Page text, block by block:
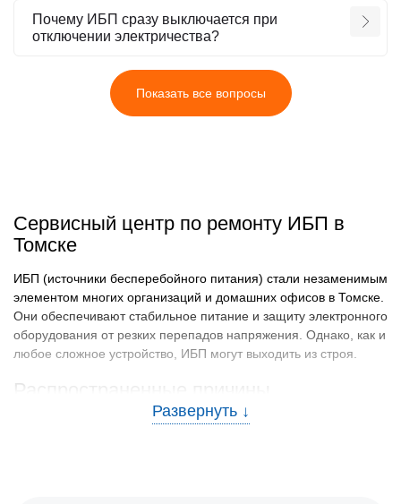
Почему ИБП сразу выключается при
отключении электричества?
Показать все вопросы
Сервисный центр по ремонту ИБП в
Томске
ИБП (источники бесперебойного питания) стали незаменимым
элементом многих организаций и домашних офисов в Томске.
Они обеспечивают стабильное питание и защиту электронного
оборудования от резких перепадов напряжения. Однако, как и
любое сложное устройство, ИБП могут выходить из строя.
Распространенные причины
неисправностей и рекомендации по их